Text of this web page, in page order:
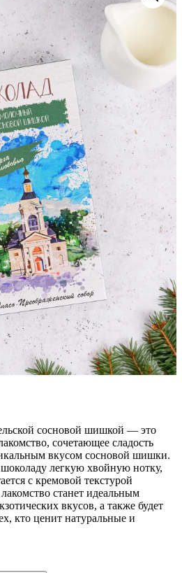
сосновой шишкой — это
сочетающее сладость
вкусом сосновой шишки.
легкую хвойную нотку,
с кремовой текстурой
станет идеальным
вкусов, а также будет
кто ценит натуральные и